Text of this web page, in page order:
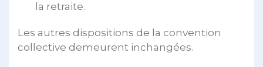
la retraite.
Les autres dispositions de la convention
collective demeurent inchangées.